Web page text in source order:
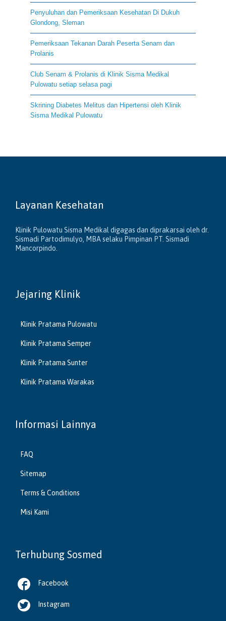
Penyuluhan dan Pemeriksaan Kesehatan Di Dukuh
Glondong, Sleman
Pemeriksaan Tekanan Darah Peserta Senam dan
Prolanis
Club Senam & Prolanis di Klinik Sisma Medikal
Pulowatu setiap selasa pagi
Skrining Diabetes Melitus dan Hipertensi oleh Klinik
Sisma Medikal Pulowatu
Layanan Kesehatan
Klinik Pulowatu Sisma Medikal digagas dan diprakarsai oleh dr.
Sismadi Partodimulyo, MBA selaku Pimpinan PT. Sismadi
Mancorpindo.
Jejaring Klinik
Klinik Pratama Pulowatu
Klinik Pratama Semper
Klinik Pratama Sunter
Klinik Pratama Warakas
Informasi Lainnya
FAQ
Sitemap
Terms & Conditions
Misi Kami
Terhubung Sosmed
 Facebook
 Instagram